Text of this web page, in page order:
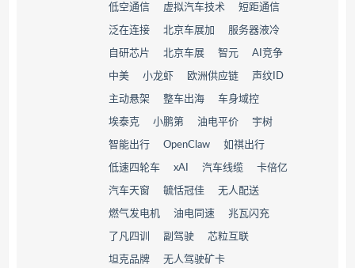
低空通信 虚拟汽车技术 短距通信
泛在连接 北京车展加 服务器液冷
自研芯片 北京车展 智元 AI竞争
中美 小龙虾 欧洲供应链 声纹ID
主动悬架 整车出海 车身域控
埃泰克 小鹏第 油电平价 宇树
智能出行 OpenClaw 如祺出行
低速四轮车 xAI 汽车线缆 卡倍亿
汽车天窗 毓恬冠佳 无人配送
燃气发电机 油电同速 兆瓦闪充
了凡四训 副驾驶 芯粒互联
坦克品牌 无人驾驶矿卡